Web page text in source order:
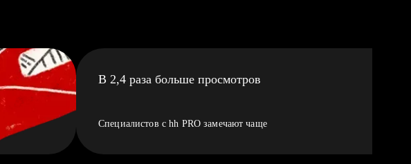
В 2,4 раза больше просмотров
Специалистов с hh PRO замечают чаще